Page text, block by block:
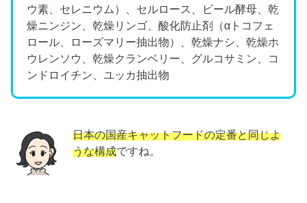
ウ素、セレニウム）、セルロース、ビール酵母、乾
燥ニンジン、乾燥リンゴ、酸化防止剤（αトコフェ
ロール、ローズマリー抽出物）、乾燥ナシ、乾燥ホ
ウレンソウ、乾燥クランベリー、グルコサミン、コ
ンドロイチン、ユッカ抽出物
日本の国産キャットフードの定番と同じよ
うな構成ですね。